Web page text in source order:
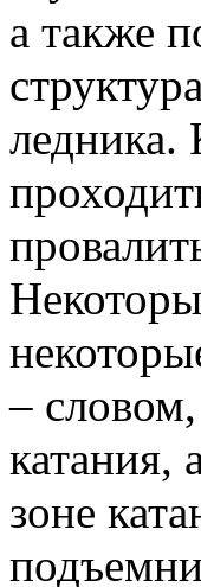
а также
ледника.
–
катания,
зоне